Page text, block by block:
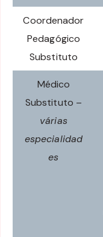
Coordenador
Pedagógico
Substituto
Médico
Substituto –
várias
especialidad
es